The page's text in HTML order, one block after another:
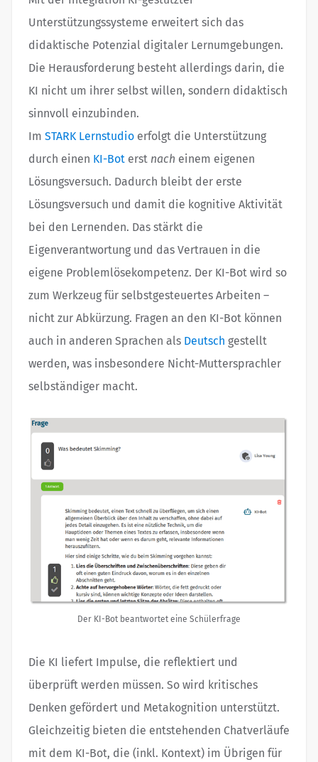
Unterstützungssysteme erweitert sich das
didaktische Potenzial digitaler Lernumgebungen.
Die Herausforderung besteht allerdings darin, die
KI nicht um ihrer selbst willen, sondern didaktisch
sinnvoll einzubinden.
Im STARK Lernstudio erfolgt die Unterstützung
durch einen KI-Bot erst nach einem eigenen
Lösungsversuch. Dadurch bleibt der erste
Lösungsversuch und damit die kognitive Aktivität
bei den Lernenden. Das stärkt die
Eigenverantwortung und das Vertrauen in die
eigene Problemlösekompetenz. Der KI-Bot wird so
zum Werkzeug für selbstgesteuertes Arbeiten –
nicht zur Abkürzung. Fragen an den KI-Bot können
auch in anderen Sprachen als Deutsch gestellt
werden, was insbesondere Nicht-Mutter­sprach­ler
selbständiger macht.
Der KI-Bot beantwortet eine Schülerfrage
Die KI liefert Impulse, die reflektiert und
überprüft werden müssen. So wird kritisches
Denken gefördert und Metakognition unterstützt.
Gleichzeitig bieten die entstehenden Chatverläufe
mit dem KI-Bot, die (inkl. Kontext) im Übrigen für